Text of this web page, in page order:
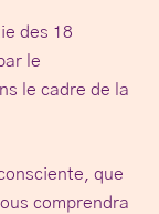
des 18
le
le cadre de la
que
comprendra